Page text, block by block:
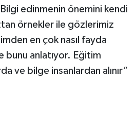
edinmenin önemini kendi
örnekler ile gözlerimiz
en çok nasıl fayda
bunu anlatıyor. Eğitim
ve bilge insanlardan alınır”